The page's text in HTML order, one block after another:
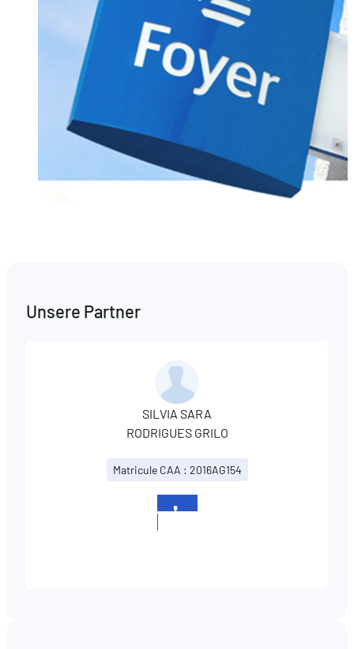
Unsere Partner
SILVIA SARA
RODRIGUES GRILO
Matricule CAA : 2016AG154